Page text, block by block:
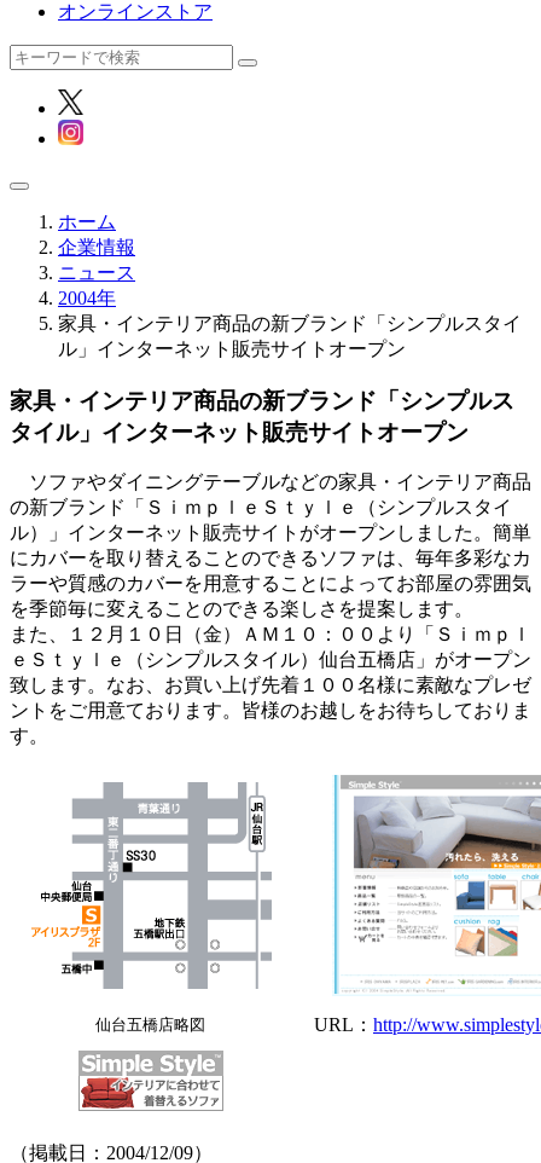
オンラインストア
ホーム
企業情報
ニュース
2004年
家具・インテリア商品の新ブランド「シンプルスタイ
ル」インターネット販売サイトオープン
家具・インテリア商品の新ブランド「シンプルス
タイル」インターネット販売サイトオープン
ソファやダイニングテーブルなどの家具・インテリア商品
の新ブランド「ＳｉｍｐｌｅＳｔｙｌｅ（シンプルスタイ
ル）」インターネット販売サイトがオープンしました。簡単
にカバーを取り替えることのできるソファは、毎年多彩なカ
ラーや質感のカバーを用意することによってお部屋の雰囲気
を季節毎に変えることのできる楽しさを提案します。
また、１２月１０日（金）ＡＭ１０：００より「Ｓｉｍｐｌ
ｅＳｔｙｌｅ（シンプルスタイル）仙台五橋店」がオープン
致します。なお、お買い上げ先着１００名様に素敵なプレゼ
ントをご用意ております。皆様のお越しをお待ちしておりま
す。
仙台五橋店略図 URL： http://
（掲載日：2004/12/09）